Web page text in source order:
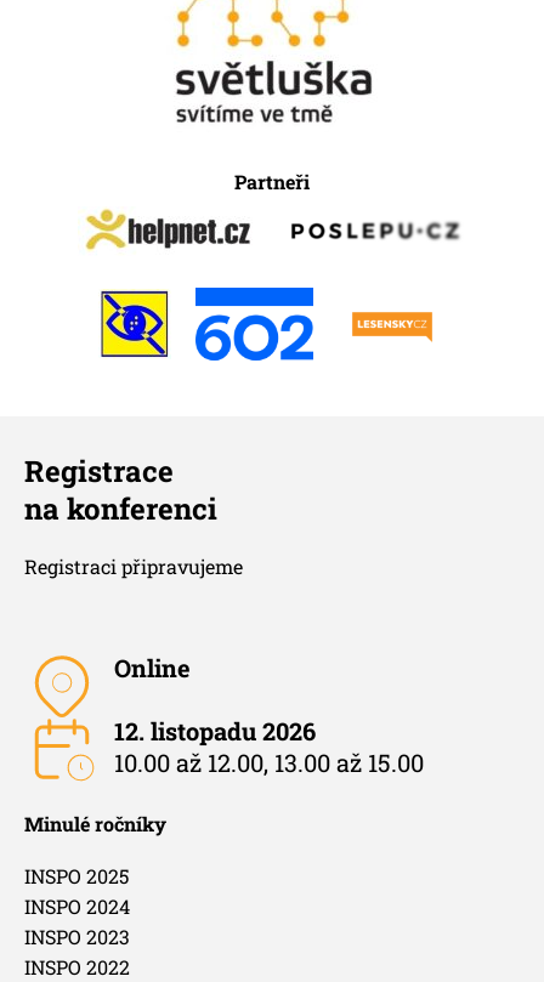
Partneři
Registrace
na konferenci
Registraci připravujeme
Online
12. listopadu 2026
10.00 až 12.00, 13.00 až 15.00
Minulé ročníky
INSPO 2025
INSPO 2024
INSPO 2023
INSPO 2022